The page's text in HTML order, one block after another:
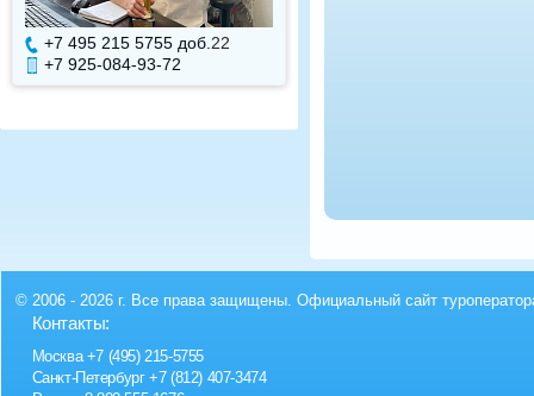
+7 495 215 5755 доб. 22
+7 925-084-93-72
© 2006 - 2026 г. Все права защищены. Официальный сайт
Контакты:
Москва+7 (495) 215-5755
Санкт-Петербург+7 (812) 407-3474